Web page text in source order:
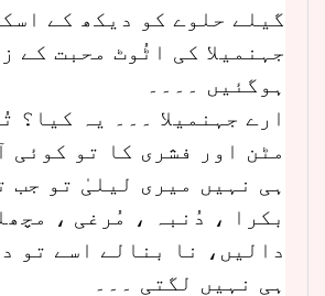
گیلے حلوے کو دیکھ کے
جہنمیلا کی اٹُوٹ محبت کے
ہوگئیں ۔۔۔۔
ارے جہنمیلا ۔۔۔ یہ کیا؟
مٹن اور فشری کا تو کوئی
ہی نہیں میری لیلیٰ تو جب
بکرا ، دُنبہ ، مُرغی ،
دالیں، نا بنالے اسے تو
ہی نہیں لگتی ۔۔۔